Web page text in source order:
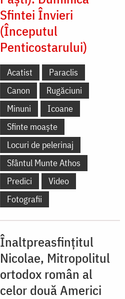
Sfintei Învieri
(Începutul
Penticostarului)
Acatist
Paraclis
Canon
Rugăciuni
Minuni
Icoane
Sfinte moaște
Locuri de pelerinaj
Sfântul Munte Athos
Predici
Video
Fotografii
Înaltpreasfințitul
Nicolae, Mitropolitul
ortodox român al
celor două Americi